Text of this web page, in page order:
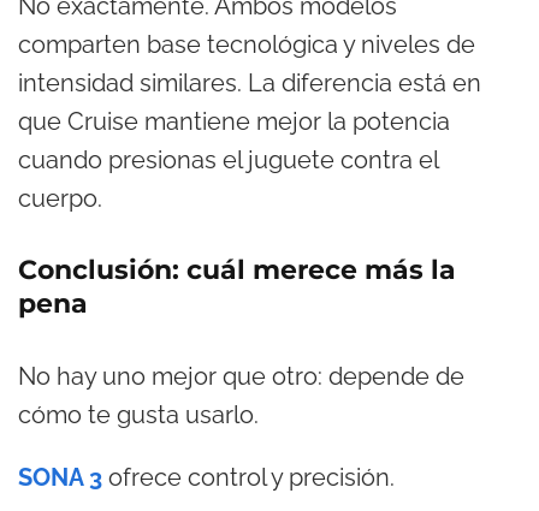
comparten base tecnológica y niveles de
intensidad similares. La diferencia está en
que Cruise mantiene mejor la potencia
cuando presionas el juguete contra el
cuerpo.
Conclusión: cuál merece más la
pena
No hay uno mejor que otro: depende de
cómo te gusta usarlo.
SONA 3 ofrece control y precisión.